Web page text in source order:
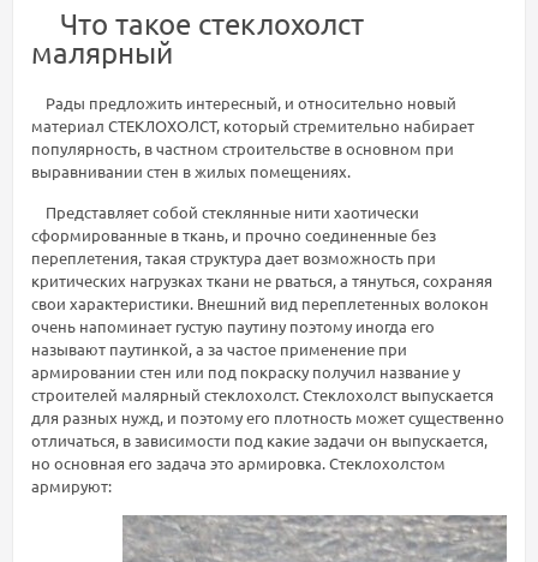
Что такое стеклохолст
малярный
Рады предложить интересный, и относительно новый
материал СТЕКЛОХОЛСТ, который стремительно набирает
популярность, в частном строительстве в основном при
выравнивании стен в жилых помещениях.
Представляет собой стеклянные нити хаотически
сформированные в ткань, и прочно соединенные без
переплетения, такая структура дает возможность при
критических нагрузках ткани не рваться, а тянуться, сохраняя
свои характеристики. Внешний вид переплетенных волокон
очень напоминает густую паутину поэтому иногда его
называют паутинкой, а за частое применение при
армировании стен или под покраску получил название у
строителей малярный стеклохолст. Стеклохолст выпускается
для разных нужд, и поэтому его плотность может существенно
отличаться, в зависимости под какие задачи он выпускается,
но основная его задача это армировка. Стеклохолстом
армируют: